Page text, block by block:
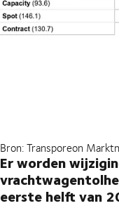
Bron: Transporeon
Er worden
eerste helft van